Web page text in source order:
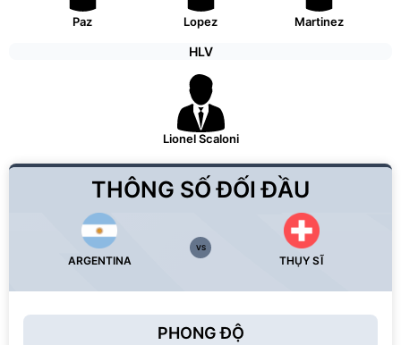
Paz Lopez Martinez
HLV
Lionel Scaloni
THÔNG SỐ ĐỐI ĐẦU
ARGENTINA
VS
THỤY SĨ
PHONG ĐỘ